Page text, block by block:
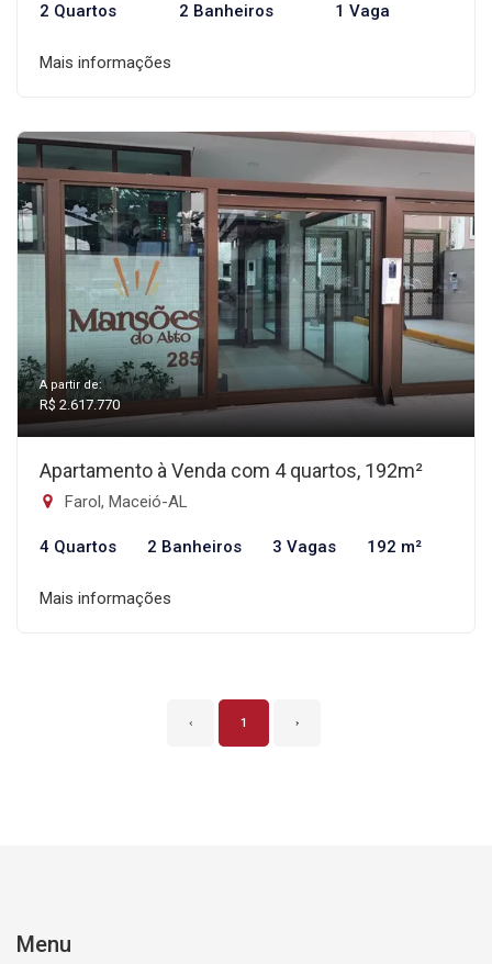
2 Quartos 2 Banheiros 1 Vaga
Mais informações
A partir de:
R$ 2.617.770
Apartamento à Venda com 4 quartos, 192m²
Farol, Maceió-AL
4 Quartos 2 Banheiros 3 Vagas 192 m²
Mais informações
‹ 1 ›
Menu